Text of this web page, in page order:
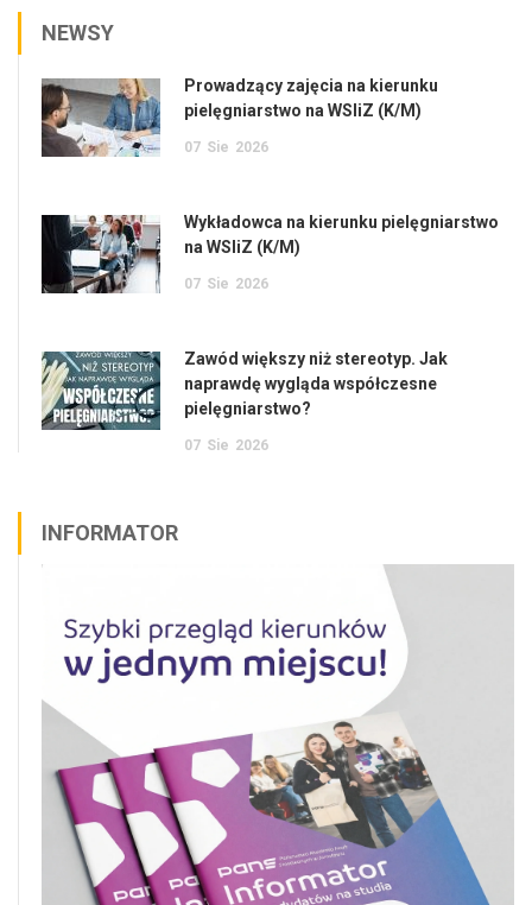
NEWSY
Prowadzący zajęcia na kierunku
pielęgniarstwo na WSIiZ (K/M)
07 Sie 2026
Wykładowca na kierunku pielęgniarstwo
na WSIiZ (K/M)
07 Sie 2026
Zawód większy niż stereotyp. Jak
naprawdę wygląda współczesne
pielęgniarstwo?
07 Sie 2026
INFORMATOR